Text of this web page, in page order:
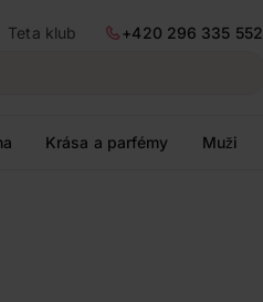
Teta klub
+420 296 335 552
Krása a parfémy Muži